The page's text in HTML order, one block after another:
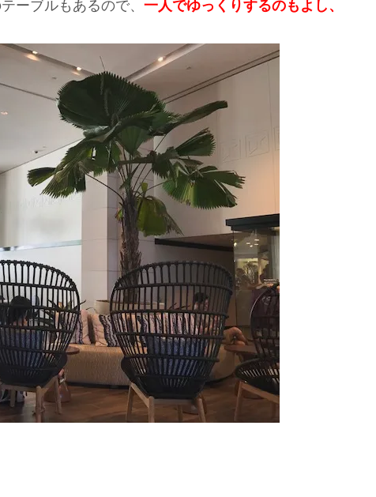
ーブルもあるので、 一人でゆっくりするのもよし、